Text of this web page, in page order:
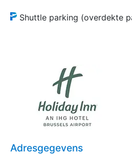
Shuttle parking (overdekte
Adresgegevens